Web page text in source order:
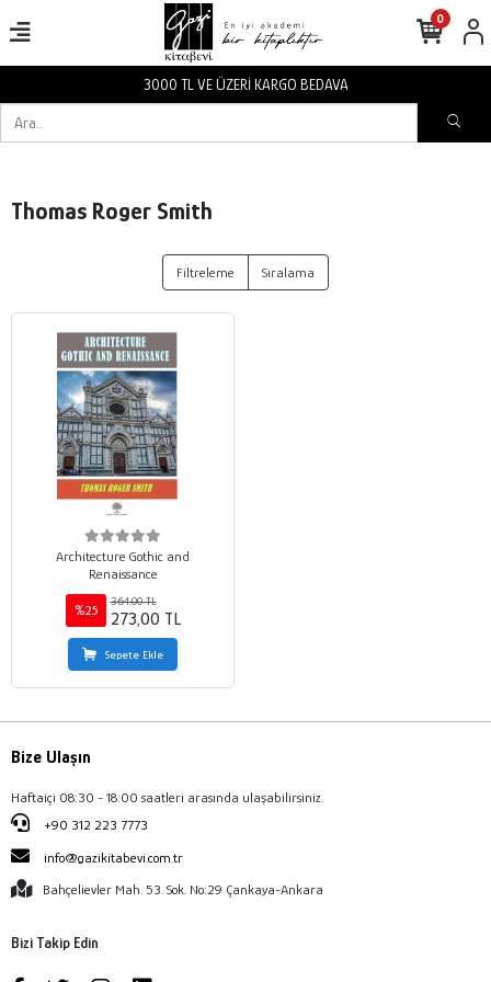
3000 TL VE ÜZERİ KARGO BEDAVA
0
Thomas Roger Smith
Filtreleme Sıralama
Architecture Gothic and
Renaissance
%25
364,00 TL
273,00 TL
Sepete Ekle
Bize Ulaşın
Haftaiçi 08:30 - 18:00 saatleri arasında ulaşabilirsiniz.
+90 312 223 7773
info@gazikitabevi.com.tr
Bahçelievler Mah. 53. Sok. No:29 Çankaya-Ankara
Bizi Takip Edin